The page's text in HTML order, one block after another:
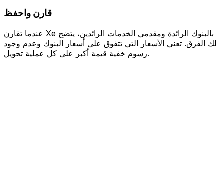
قارن واحفظ
عندما تقارن Xe بالبنوك الرائدة ومقدمي الخدمات الرائدين، يتضح
لك الفرق. تعني الأسعار التي تتفوق على أسعار البنوك وعدم وجود
رسوم خفية قيمة أكبر على كل عملية تحويل.